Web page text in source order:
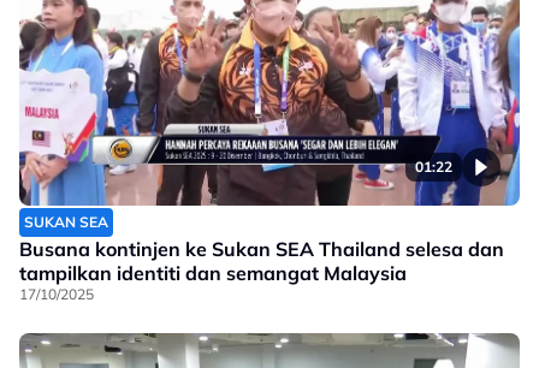
01:22
SUKAN SEA
Busana kontinjen ke Sukan SEA Thailand selesa dan
tampilkan identiti dan semangat Malaysia
17/10/2025